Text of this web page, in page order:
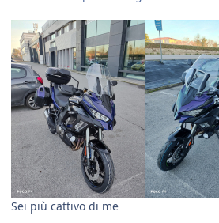
Sei più cattivo di me